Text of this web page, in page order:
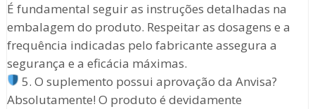
É fundamental seguir as instruções detalhadas na
embalagem do produto. Respeitar as dosagens e a
frequência indicadas pelo fabricante assegura a
segurança e a eficácia máximas.
5. O suplemento possui aprovação da Anvisa?
Absolutamente! O produto é devidamente